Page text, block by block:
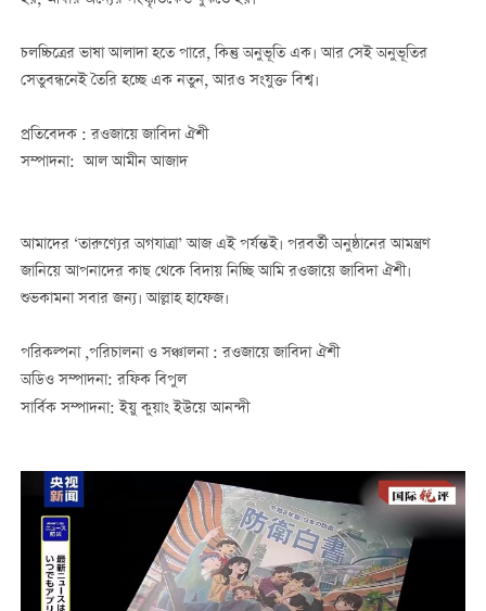
চলচ্চিত্রের ভাষা আলাদা হতে পারে, কিন্তু অনুভূতি এক। আর সেই অনুভূতির
সেতুবন্ধনেই তৈরি হচ্ছে এক নতুন, আরও সংযুক্ত বিশ্ব।
প্রতিবেদক : রওজায়ে জাবিদা ঐশী
সম্পাদনা: আল আমীন আজাদ
আমাদের ‘তারুণ্যের অগযাত্রা’ আজ এই পর্যন্তই। পরবর্তী অনুষ্ঠানের আমন্ত্রণ
জানিয়ে আপনাদের কাছ থেকে বিদায় নিচ্ছি আমি রওজায়ে জাবিদা ঐশী।
শুভকামনা সবার জন্য। আল্লাহ হাফেজ।
পরিকল্পনা ,পরিচালনা ও সঞ্চালনা : রওজায়ে জাবিদা ঐশী
অডিও সম্পাদনা: রফিক বিপুল
সার্বিক সম্পাদনা: ইয়ু কুয়াং ইউয়ে আনন্দী